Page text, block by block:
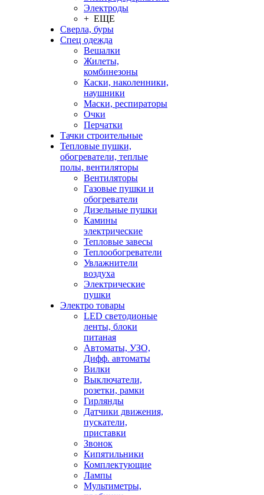
Электроды
+ ЕЩЕ
Сверла, буры
Спец одежда
Вешалки
Жилеты,
комбинезоны
Каски, наколенники,
наушники
Маски, респираторы
Очки
Перчатки
Тачки строительные
Тепловые пушки,
обогреватели, теплые
полы, вентиляторы
Вентиляторы
Газовые пушки и
обогреватели
Дизельные пушки
Камины
электрические
Тепловые завесы
Теплообогреватели
Увлажнители
воздуха
Электрические
пушки
Электро товары
LED светодионые
ленты, блоки
питаная
Автоматы, УЗО,
Дифф. автоматы
Вилки
Выключатели,
розетки, рамки
Гирлянды
Датчики движения,
пускатели,
приставки
Звонок
Кипятильники
Комплектующие
Лампы
Мультиметры,